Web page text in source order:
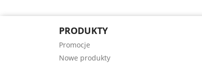
PRODUKTY
Promocje
Nowe produkty